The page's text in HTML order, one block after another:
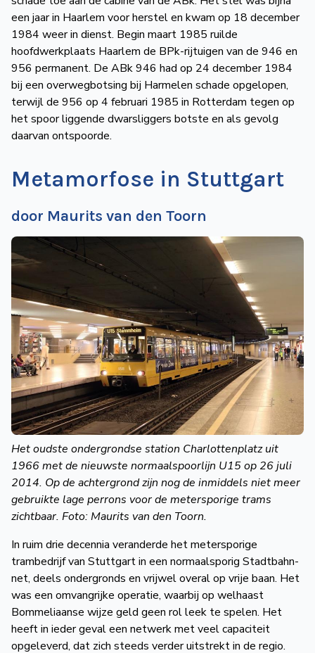
een jaar in Haarlem voor herstel en kwam op 18 december
1984 weer in dienst. Begin maart 1985 ruilde
hoofdwerkplaats Haarlem de BPk-rijtuigen van de 946 en
956 permanent. De ABk 946 had op 24 december 1984
bij een overwegbotsing bij Harmelen schade opgelopen,
terwijl de 956 op 4 februari 1985 in Rotterdam tegen op
het spoor liggende dwarsliggers botste en als gevolg
daarvan ontspoorde.
Metamorfose in Stuttgart
door Maurits van den Toorn
Het oudste ondergrondse station Charlottenplatz uit
1966 met de nieuwste normaalspoorlijn U15 op 26 juli
2014. Op de achtergrond zijn nog de inmiddels niet meer
gebruikte lage perrons voor de metersporige trams
zichtbaar. Foto: Maurits van den Toorn.
In ruim drie decennia veranderde het metersporige
trambedrijf van Stuttgart in een normaalsporig Stadtbahn-
net, deels ondergronds en vrijwel overal op vrije baan. Het
was een omvangrijke operatie, waarbij op welhaast
Bommeliaanse wijze geld geen rol leek te spelen. Het
heeft in ieder geval een netwerk met veel capaciteit
opgeleverd, dat zich steeds verder uitstrekt in de regio.